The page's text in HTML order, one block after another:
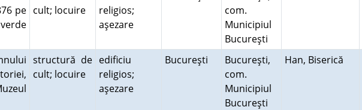
pe cult; locuire
religios;
aşezare
com.
Municipiul
Bucureşti
structură de
cult; locuire
edificiu
religios;
aşezare
Bucureşti
Bucureşti,
com.
Municipiul
Bucureşti
Han, Biserică